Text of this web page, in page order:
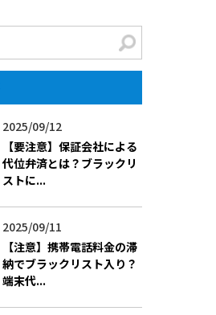
2025/09/12
【要注意】保証会社による
代位弁済とは？ブラックリ
ストに...
2025/09/11
【注意】携帯電話料金の滞
納でブラックリスト入り？
端末代...